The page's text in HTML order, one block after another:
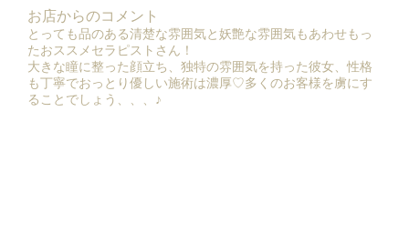
お店からのコメント
とっても品のある清楚な雰囲気と妖艶な雰囲気もあわせもっ
たおススメセラピストさん！
大きな瞳に整った顔立ち、独特の雰囲気を持った彼女、性格
も丁寧でおっとり優しい施術は濃厚♡多くのお客様を虜にす
ることでしょう、、、♪